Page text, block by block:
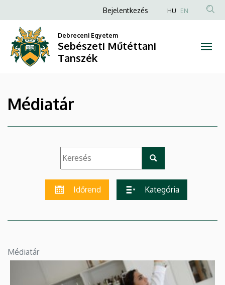
Sebészeti
Műtéttani
Tanszék
a
tartalomra
Anonim
fiók
menüje
Bejelentkezés HU EN
Debreceni Egyetem
Sebészeti Műtéttani
Tanszék
Médiatár
Időrend Kategória
Médiatár